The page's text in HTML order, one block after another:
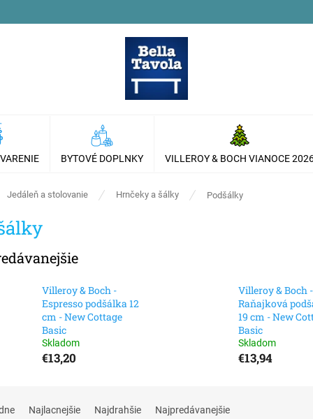
BYTOVÉ DOPLNKY VILLEROY & BOCH VIANOCE
Jedáleň a stolovanie Hrnčeky a šálky Podšálky
Villeroy & Boch -
Espresso podšálka 12
cm - New Cottage
Basic
Skladom
€13,20
Villeroy & Boch -
Raňajková
19 cm - New
Basic
Skladom
€13,94
Najlacnejšie Najdrahšie Najpredávanejšie